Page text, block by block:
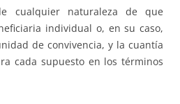
cualquier naturaleza de que
individual o, en su caso,
de convivencia, y la cuantía
cada supuesto en los términos